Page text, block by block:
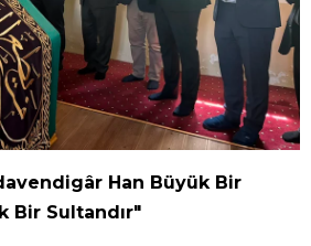
Han Büyük Bir
Bir Sultandır"